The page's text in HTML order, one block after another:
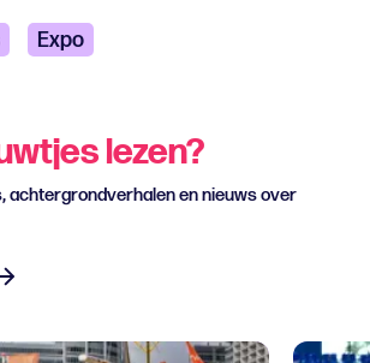
Expo
lezen?
achtergrondverhalen en nieuws over